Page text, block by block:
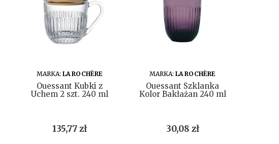
DO KOSZYKA
MARKA: LA ROCHÈRE
Ouessant Kubki z
Uchem 2 szt. 240 ml
Cena
135,77 zł
DO KOSZYKA
MARKA: LA ROCHÈRE
Ouessant Szklanka
Kolor Bakłażan 240 ml
Cena
30,08 zł